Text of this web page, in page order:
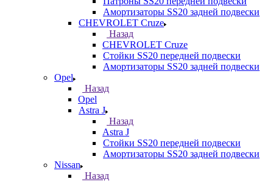
Амортизаторы SS20 задней подвески
CHEVROLET Cruze
Назад
CHEVROLET Cruze
Стойки SS20 передней подвески
Амортизаторы SS20 задней подвески
Opel
Назад
Opel
Astra J
Назад
Astra J
Стойки SS20 передней подвески
Амортизаторы SS20 задней подвески
Nissan
Назад